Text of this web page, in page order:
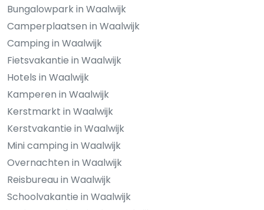
Bungalowpark in Waalwijk
Camperplaatsen in Waalwijk
Camping in Waalwijk
Fietsvakantie in Waalwijk
Hotels in Waalwijk
Kamperen in Waalwijk
Kerstmarkt in Waalwijk
Kerstvakantie in Waalwijk
Mini camping in Waalwijk
Overnachten in Waalwijk
Reisbureau in Waalwijk
Schoolvakantie in Waalwijk